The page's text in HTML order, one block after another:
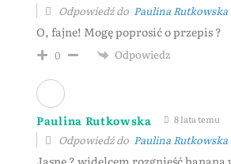
Odpowiedź do Paulina Rutkowska
O, fajne! Mogę poprosić o przepis ?
0 Odpowiedz
Paulina Rutkowska 8 lata temu
Odpowiedź do Paulina Rutkowska